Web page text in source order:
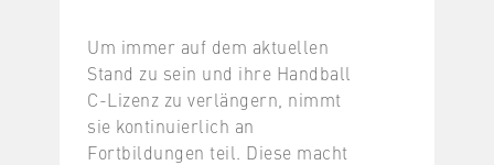
Um immer auf dem aktuellen
Stand zu sein und ihre Handball
C-Lizenz zu verlängern, nimmt
sie kontinuierlich an
Fortbildungen teil. Diese macht